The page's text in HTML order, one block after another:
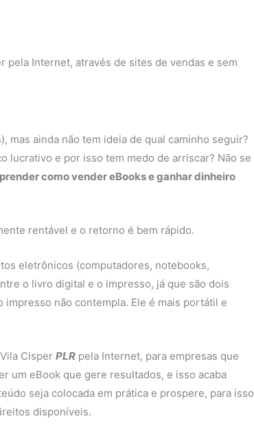
Internet, através de sites de vendas e sem
ainda não tem ideia de qual caminho seguir?
lucrativo e por isso tem medo de arriscar? Não se
como vender eBooks e ganhar dinheiro
rentável e o retorno é bem rápido.
eletrônicos (computadores, notebooks,
o livro digital e o impresso, já que são dois
não contempla. Ele é mais portátil e
Cisper PLR pela Internet, para empresas que
um eBook que gere resultados, e isso acaba
seja colocada em prática e prospere, para isso
disponíveis.